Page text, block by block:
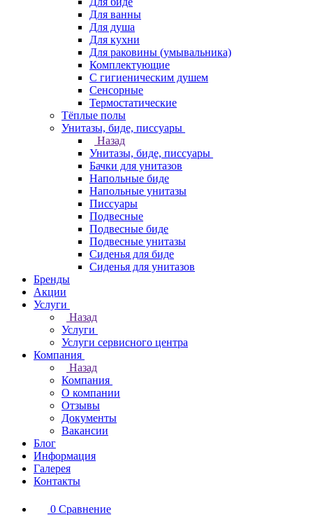
Для ванны
Для душа
Для кухни
Для раковины (умывальника)
Комплектующие
С гигиеническим душем
Сенсорные
Термостатические
Тёплые полы
Унитазы, биде, писсуары
Назад
Унитазы, биде, писсуары
Бачки для унитазов
Напольные биде
Напольные унитазы
Писсуары
Подвесные
Подвесные биде
Подвесные унитазы
Сиденья для биде
Сиденья для унитазов
Бренды
Акции
Услуги
Назад
Услуги
Услуги сервисного центра
Компания
Назад
Компания
О компании
Отзывы
Документы
Вакансии
Блог
Информация
Галерея
Контакты
0 Сравнение